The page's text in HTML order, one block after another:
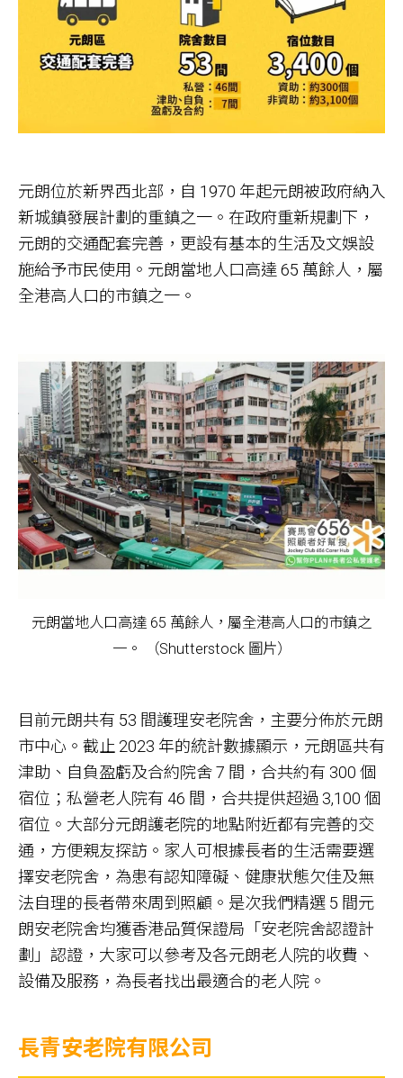
元朗位於新界西北部，自 1970 年起元朗被政府納入
新城鎮發展計劃的重鎮之一。在政府重新規劃下，
元朗的交通配套完善，更設有基本的生活及文娛設
施給予市民使用。元朗當地人口高達 65 萬餘人，屬
全港高人口的市鎮之一。
元朗當地人口高達 65 萬餘人，屬全港高人口的市鎮之
一。 （Shutterstock 圖片）
目前元朗共有 53 間護理安老院舍，主要分佈於元朗
市中心。截止 2023 年的統計數據顯示，元朗區共有
津助、自負盈虧及合約院舍 7 間，合共約有 300 個
宿位；私營老人院有 46 間，合共提供超過 3,100 個
宿位。大部分元朗護老院的地點附近都有完善的交
通，方便親友探訪。家人可根據長者的生活需要選
擇安老院舍，為患有認知障礙、健康狀態欠佳及無
法自理的長者帶來周到照顧。是次我們精選 5 間元
朗安老院舍均獲香港品質保證局「安老院舍認證計
劃」認證，大家可以參考及各元朗老人院的收費、
設備及服務，為長者找出最適合的老人院。
長青安老院有限公司